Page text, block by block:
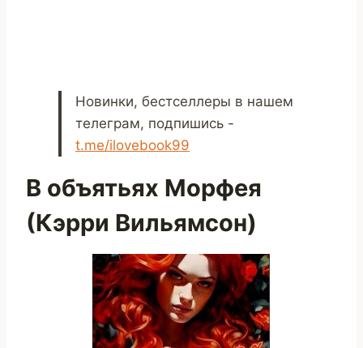
Новинки, бестселлеры в нашем
телеграм, подпишись -
t.me/ilovebook99
В объятьях Морфея
(Кэрри Вильямсон)